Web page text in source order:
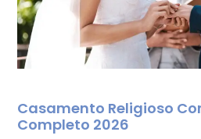
Casamento Religioso
Completo 2026